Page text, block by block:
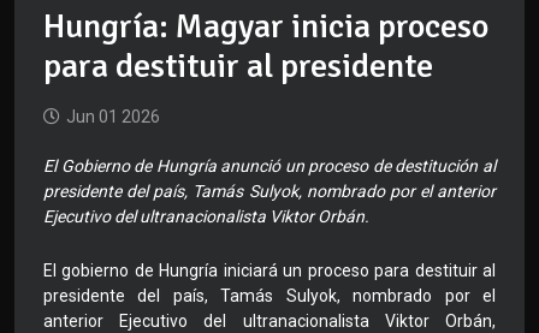
Hungría: Magyar inicia proceso
para destituir al presidente
Jun 01 2026
El Gobierno de Hungría anunció un proceso de destitución al
presidente del país, Tamás Sulyok, nombrado por el anterior
Ejecutivo del ultranacionalista Viktor Orbán.
El gobierno de Hungría iniciará un proceso para destituir al
presidente del país, Tamás Sulyok, nombrado por el
anterior Ejecutivo del ultranacionalista Viktor Orbán,